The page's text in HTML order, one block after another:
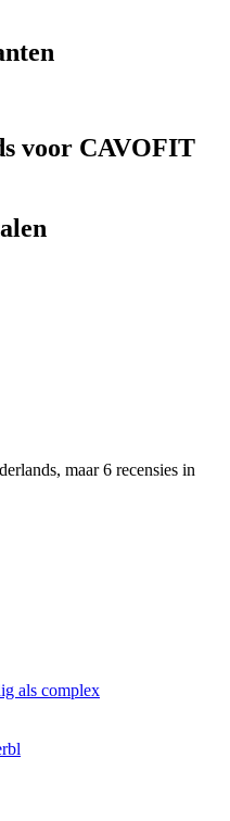
voor CAVOFIT
maar 6 recensies in
als complex